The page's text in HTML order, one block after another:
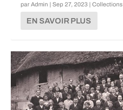
parAdmin |Sep 27, 2023 |Collections
EN SAVOIR PLUS